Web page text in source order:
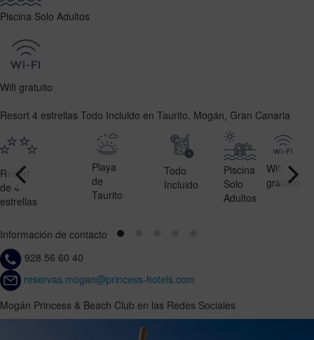
Piscina Solo Adultos
Wifi gratuito
Resort 4 estrellas Todo Incluido en Taurito, Mogán, Gran Canaria
Resort
de 4
estrellas
Playa
de
Taurito
Todo
Incluido
Piscina
Solo
Adultos
Wifi
gratuito
Información de contacto
928 56 60 40
reservas.mogan@princess-hotels.com
Mogán Princess & Beach Club en las Redes Sociales